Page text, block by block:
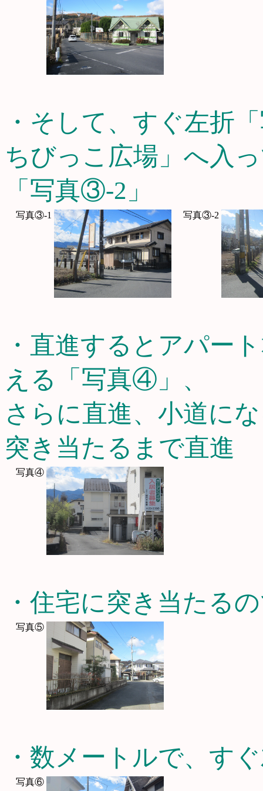
・そして、すぐ左折
ちびっこ広場」へ入
「写真③-2」
写真③-1 写真③-2
・直進するとアパー
える「写真④」、
さらに直進、小道に
突き当たるまで直進
写真④
・住宅に突き当たる
写真⑤
・数メートルで、す
写真⑥